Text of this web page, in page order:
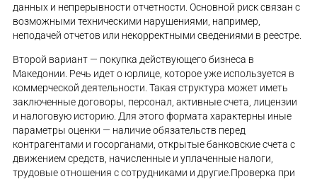
данных и непрерывности отчетности. Основной риск связан с
возможными техническими нарушениями, например,
неподачей отчетов или некорректными сведениями в реестре.
Второй вариант — покупка действующего бизнеса в
Македонии. Речь идет о юрлице, которое уже используется в
коммерческой деятельности. Такая структура может иметь
заключенные договоры, персонал, активные счета, лицензии
и налоговую историю. Для этого формата характерны иные
параметры оценки — наличие обязательств перед
контрагентами и госорганами, открытые банковские счета с
движением средств, начисленные и уплаченные налоги,
трудовые отношения с сотрудниками и другие.Проверка при